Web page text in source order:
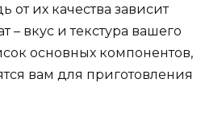
от их качества зависит
– вкус и текстура вашего
основных компонентов,
вам для приготовления